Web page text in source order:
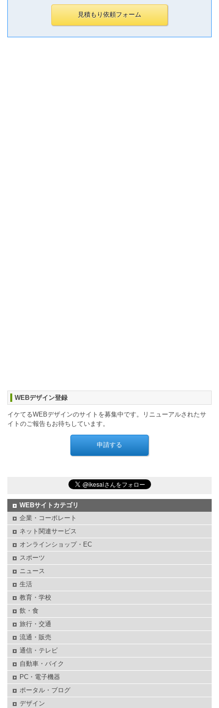
WEBデザイン登録
イケてるWEBデザインのサイトを募集中です。リニューアルされたサ
イトのご報告もお待ちしています。
WEBサイトカテゴリ
企業・コーポレート
ネット関連サービス
オンラインショップ・EC
スポーツ
ニュース
生活
教育・学校
飲・食
旅行・交通
流通・販売
通信・テレビ
自動車・バイク
PC・電子機器
ポータル・ブログ
デザイン